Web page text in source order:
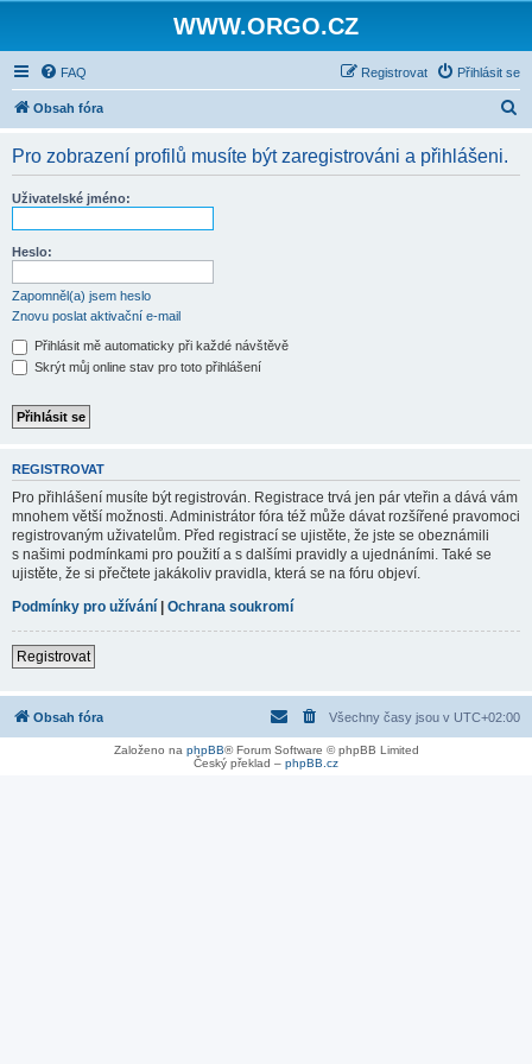
WWW.ORGO.CZ
FAQ Přihlásit se
Registrovat
Obsah fóra
Pro zobrazení profilů musíte být zaregistrováni a přihlášeni.
Uživatelské jméno:
Heslo:
Zapomněl(a) jsem heslo
Znovu poslat aktivační e-mail
Přihlásit mě automaticky při každé návštěvě
Skrýt můj online stav pro toto přihlášení
REGISTROVAT
Pro přihlášení musíte být registrován. Registrace trvá jen pár vteřin a dává vám
mnohem větší možnosti. Administrátor fóra též může dávat rozšířené pravomoci
registrovaným uživatelům. Před registrací se ujistěte, že jste se obeznámili
s našimi podmínkami pro použití a s dalšími pravidly a ujednáními. Také se
ujistěte, že si přečtete jakákoliv pravidla, která se na fóru objeví.
Podmínky pro užívání | Ochrana soukromí
Registrovat
Obsah fóra Všechny časy jsou v UTC+02:00
Založeno na phpBB® Forum Software © phpBB Limited
Český překlad – phpBB.cz